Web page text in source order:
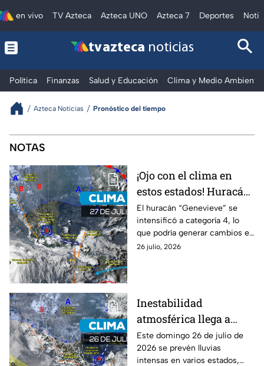
en vivo TV Azteca Azteca UNO Azteca 7 Deportes
tv azteca noticias
Política Finanzas Salud y Educación Clima y Medio Ambiente
Azteca Noticias Pronóstico del tiempo
NOTAS
¡Ojo con el clima en
estos estados! Huracán
“Genevieve” y
descargas eléctricas
azotarán el país
El huracán “Genevieve” se
intensificó a categoría 4, lo
que podría generar cambios en
el clima en México este 27 de
26 julio, 2026
Inestabilidad
atmosférica llega a
México: así afectará el
clima en tu estado
Este domingo 26 de julio de
2026 se prevén lluvias
intensas en varios estados,